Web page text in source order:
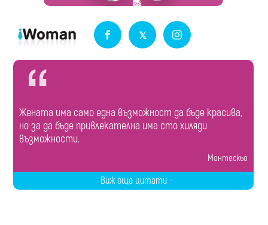
Жената има само една възможност да бъде красива,
но за да бъде привлекателна има сто хиляди
възможности.
Монтескьо
Виж още цитати